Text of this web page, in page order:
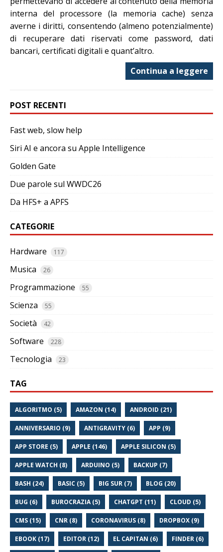
interna del processore (la memoria cache) senza
averne i diritti, consentendo (almeno potenzialmente)
di recuperare dati riservati come password, dati
bancari, certificati digitali e quant’altro.
Continua a leggere
POST RECENTI
Fast web, slow help
Siri AI e ancora su Apple Intelligence
Golden Gate
Due parole sul WWDC26
Da HFS+ a APFS
CATEGORIE
Hardware 117
Musica 26
Programmazione 55
Scienza 55
Società 42
Software 228
Tecnologia 23
TAG
ALGORITMO (5) AMAZON (14) ANDROID (21)
ANNIVERSARIO (9) ANTIGRAVITY (6) APP (9)
APP STORE (5) APPLE (146) APPLE SILICON (5)
APPLE WATCH (8) ARDUINO (5) BACKUP (7)
BASH (24) BASIC (5) BIG SUR (7) BLOG (20)
BUG (6) BUROCRAZIA (5) CHATGPT (11) CLOUD (5)
CMS (15) CNR (8) CORONAVIRUS (8) DROPBOX (9)
EBOOK (17) EDITOR (12) EL CAPITAN (6) FINDER (6)